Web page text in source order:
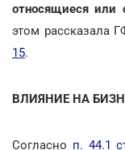
относящиеся или
этом рассказала
15.
ВЛИЯНИЕ НА
Согласно п. 44.1